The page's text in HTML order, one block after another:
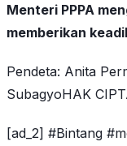
Menteri PPPA
memberikan
Pendeta: Anita
SubagyoHAK
[ad_2] #Bintang